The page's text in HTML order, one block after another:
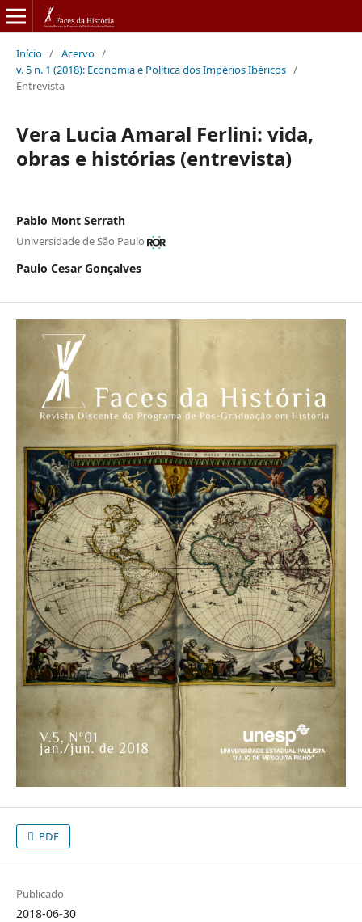
Início / Acervo /
v. 5 n. 1 (2018): Economia e Política dos Impérios Ibéricos /
Entrevista
Vera Lucia Amaral Ferlini: vida,
obras e histórias (entrevista)
Pablo Mont Serrath
Universidade de São Paulo
Paulo Cesar Gonçalves
PDF
Publicado
2018-06-30